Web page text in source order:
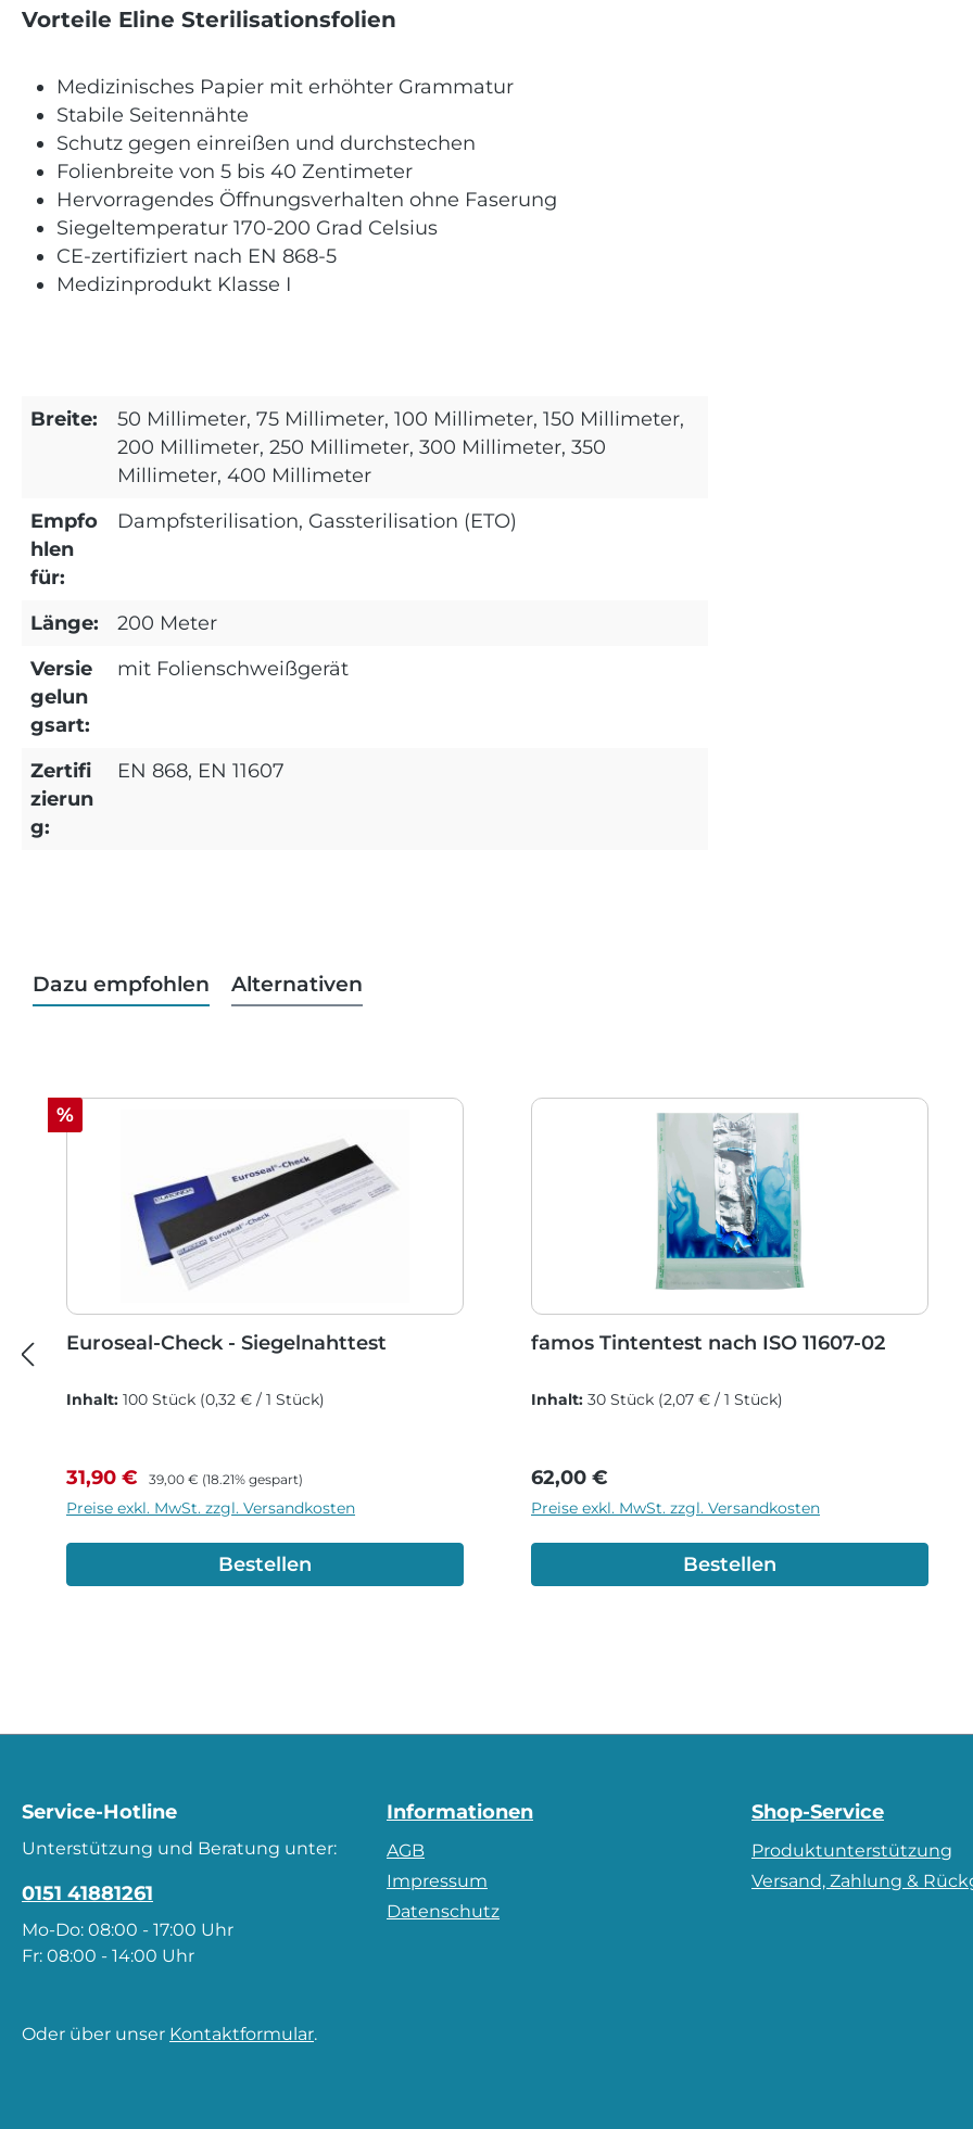
Vorteile Eline Sterilisationsfolien
Medizinisches Papier mit erhöhter Grammatur
Stabile Seitennähte
Schutz gegen einreißen und durchstechen
Folienbreite von 5 bis 40 Zentimeter
Hervorragendes Öffnungsverhalten ohne Faserung
Siegeltemperatur 170-200 Grad Celsius
CE-zertifiziert nach EN 868-5
Medizinprodukt Klasse I
Breite:
50 Millimeter, 75 Millimeter, 100 Millimeter, 150 Millimeter,
200 Millimeter, 250 Millimeter, 300 Millimeter, 350
Millimeter, 400 Millimeter
Empfo
hlen
für:
Dampfsterilisation, Gassterilisation (ETO)
Länge:
200 Meter
Versie
gelun
gsart:
mit Folienschweißgerät
Zertifi
zierun
g:
EN 868, EN 11607
Dazu empfohlen Alternativen
Rabatt
%
Euroseal-Check - Siegelnahttest
Inhalt: 100 Stück (0,32 € / 1 Stück)
Verkaufspreis:
31,90 € Regulärer Preis:
39,00 € (18.21% gespart)
Preise exkl. MwSt. zzgl. Versandkosten
Bestellen
famos Tintentest nach ISO 11607-02
Inhalt: 30 Stück (2,07 € / 1 Stück)
Regulärer Preis:
62,00 €
Preise exkl. MwSt. zzgl. Versandkosten
Bestellen
Service-Hotline
Unterstützung und Beratung unter:
0151 41881261
Mo-Do: 08:00 - 17:00 Uhr
Fr: 08:00 - 14:00 Uhr
Oder über unser Kontaktformular.
Informationen
AGB
Impressum
Datenschutz
Shop-Service
Produktunterstützung
Versand, Zahlung &